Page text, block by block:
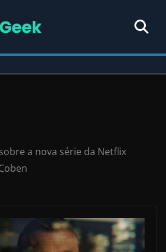
a nova série da Netflix